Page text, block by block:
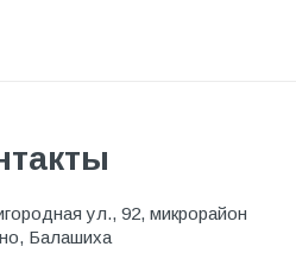
ул., 92, микрорайон
Балашиха